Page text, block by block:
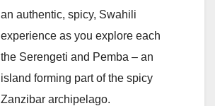
an authentic, spicy, Swahili
experience as you explore each
the Serengeti and Pemba – an
island forming part of the spicy
Zanzibar archipelago.